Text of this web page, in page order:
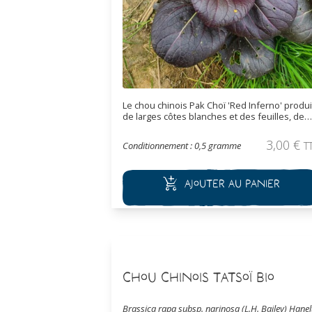
Le chou chinois Pak Choï 'Red Inferno'
de larges côtes blanches et des feuilles, de
verte, en forme de cuillère poussant en
rosette. Se récoltant aussi bien en jeunes
au wok ou braisé, etc).
Conditionnement : 0,5 gramme 3,00 €
Ajouter au panier
Chou Chinois Tatsoï Bio
Brassica rapa subsp. narinosa (L.H. Bailey)